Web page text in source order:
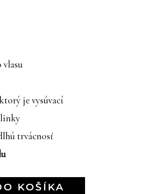
je vysúvací
trvácnosť
KOŠÍKA